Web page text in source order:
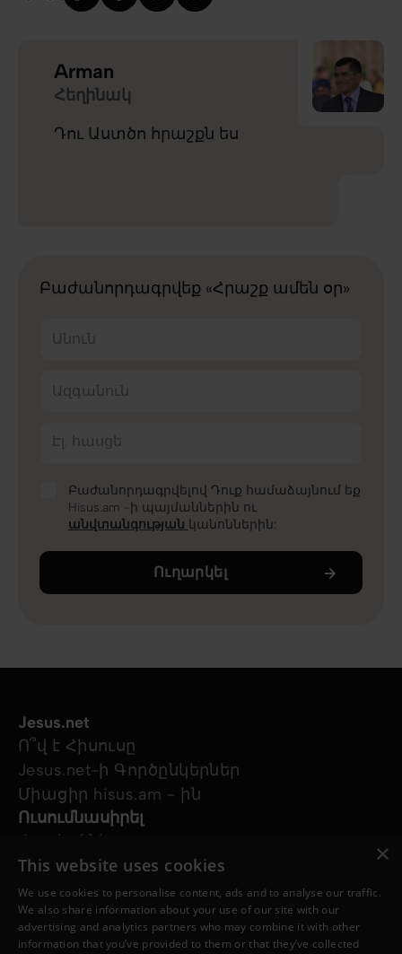
Arman
Հեղինակ
Դու Աստծո հրաշքն ես
Բաժանորդագրվեք «Հրաշք ամեն օր»
Անուն
Ազգանուն
Էլ. հասցե
Բաժանորդագրվելով Դուք համաձայնում եք
Hisus.am -ի պայմաններին ու
անվտանգության կանոններին:
Ուղարկել
Jesus.net
Ո՞վ է Հիսուսը
Jesus.net-ի Գործընկերներ
Միացիր hisus.am - ին
Ուսումնասիրել
Հոդվածներ
Տեսանյութեր
Մեր նախագծերը
Ես հարց ունեմ
Հետևեք մեզ
×
This website uses cookies
We use cookies to personalise content, ads and to analyse our traffic.
We also share information about your use of our site with our
advertising and analytics partners who may combine it with other
information that you’ve provided to them or that they’ve collected